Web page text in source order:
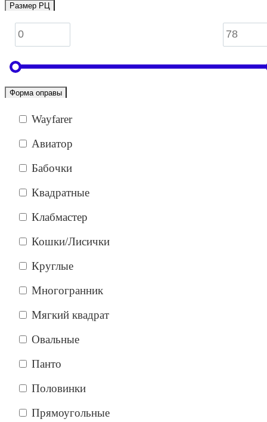
Размер РЦ
Форма оправы
Wayfarer
Авиатор
Бабочки
Квадратные
Клабмастер
Кошки/Лисички
Круглые
Многогранник
Мягкий квадрат
Овальные
Панто
Половинки
Прямоугольные